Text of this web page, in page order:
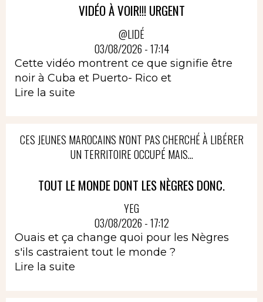
VIDÉO À VOIR!!! URGENT
@LIDÉ
03/08/2026 - 17:14
Cette vidéo montrent ce que signifie être
noir à Cuba et Puerto- Rico et
Lire la suite
CES JEUNES MAROCAINS N'ONT PAS CHERCHÉ À LIBÉRER
UN TERRITOIRE OCCUPÉ MAIS...
TOUT LE MONDE DONT LES NÈGRES DONC.
YEG
03/08/2026 - 17:12
Ouais et ça change quoi pour les Nègres
s'ils castraient tout le monde ?
Lire la suite